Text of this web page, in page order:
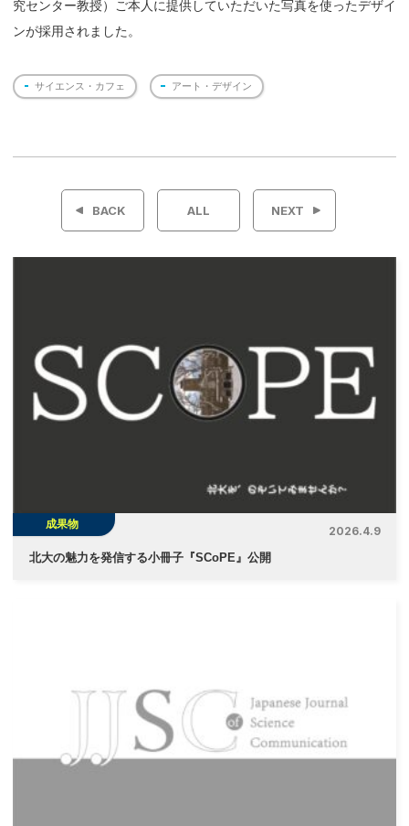
究センター教授）ご本人に提供していただいた写真を使ったデザイ
ンが採用されました。
サイエンス・カフェ アート・デザイン
投
ー
シ
ョ
BACK ALL NEXT
成果物
2026.4.9
北大の魅力を発信する小冊子『SCoPE』公開